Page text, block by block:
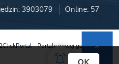
3903079 Online: 57
- Portale nowej generacji